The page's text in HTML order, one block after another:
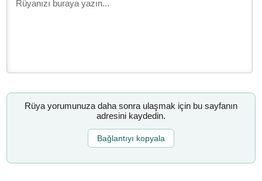
Rüya yorumunuza daha sonra ulaşmak için bu sayfanın
adresini kaydedin.
Bağlantıyı kopyala